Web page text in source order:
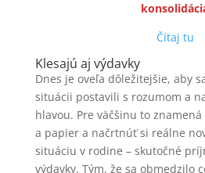
Čítaj tu
Klesajú aj výdavky
Dnes je oveľa dôležitejšie, aby
situácii postavili s rozumom a
hlavou. Pre väčšinu to
a papier a načrtnúť si reálne
situáciu v rodine – skutočné
výdavky. Tým, že sa obmedzilo